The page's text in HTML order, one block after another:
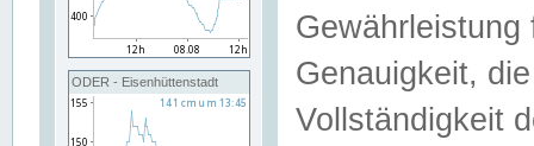
ODER - Eisenhüttenstadt
Genauigkeit,
Vollständigkeit